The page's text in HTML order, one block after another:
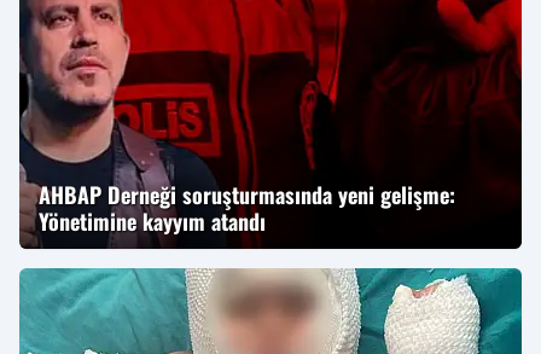
AHBAP Derneği soruşturmasında yeni gelişme:
Yönetimine kayyım atandı